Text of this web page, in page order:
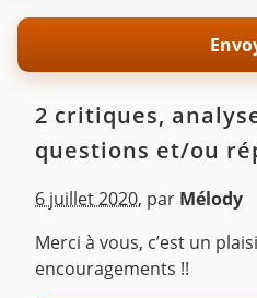
2 critiques,
questions et/ou
6 juillet 2020, par Mélody
Merci à vous, c’est un
encouragements !!